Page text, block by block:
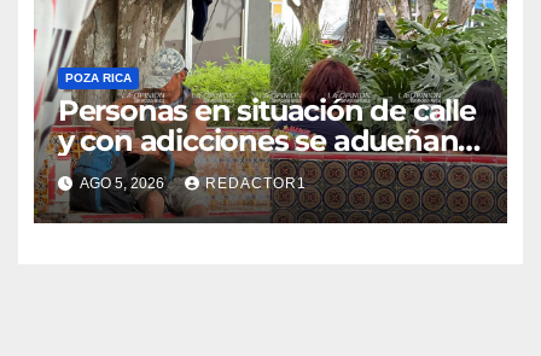
POZA RICA
Personas en situación de calle
y con adicciones se adueñan
de espacios públicos
AGO 5, 2026 REDACTOR1